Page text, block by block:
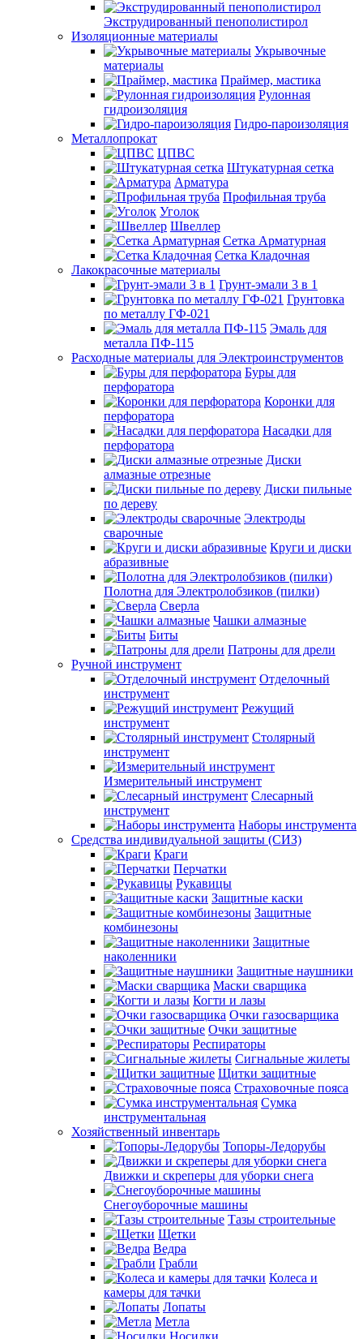
Экструдированный пенополистирол
Изоляционные материалы
Укрывочные
материалы
Праймер, мастика
Рулонная
гидроизоляция
Гидро-пароизоляция
Металлопрокат
ЦПВС
Штукатурная сетка
Арматура
Профильная труба
Уголок
Швеллер
Сетка Арматурная
Сетка Кладочная
Лакокрасочные материалы
Грунт-эмали 3 в 1
Грунтовка
по металлу ГФ-021
Эмаль для
металла ПФ-115
Расходные материалы для Электроинструментов
Буры для
перфоратора
Коронки для
перфоратора
Насадки для
перфоратора
Диски
алмазные отрезные
Диски пильные
по дереву
Электроды
сварочные
Круги и диски
абразивные
Полотна для Электролобзиков (пилки)
Сверла
Чашки алмазные
Биты
Патроны для дрели
Ручной инструмент
Отделочный
инструмент
Режущий
инструмент
Столярный
инструмент
Измерительный инструмент
Слесарный
инструмент
Наборы инструмента
Средства индивидуальной защиты (СИЗ)
Краги
Перчатки
Рукавицы
Защитные каски
Защитные
комбинезоны
Защитные
наколенники
Защитные наушники
Маски сварщика
Когти и лазы
Очки газосварщика
Очки защитные
Респираторы
Сигнальные жилеты
Щитки защитные
Страховочные пояса
Сумка
инструментальная
Хозяйственный инвентарь
Топоры-Ледорубы
Движки и скреперы для уборки снега
Снегоуборочные машины
Тазы строительные
Щетки
Ведра
Грабли
Колеса и
камеры для тачки
Лопаты
Метла
Носилки